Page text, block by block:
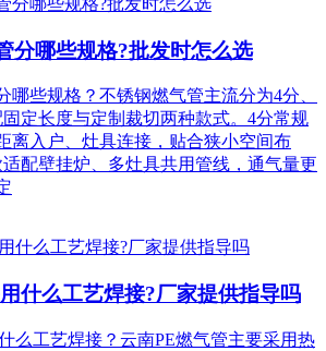
分哪些规格?批发时怎么选
哪些规格？不锈钢燃气管主流分为4分、
定长度与定制裁切两种款式。4分常规
离入户、灶具连接，贴合狭小空间布
配壁挂炉、多灶具共用管线，通气量更
什么工艺焊接?厂家提供指导吗
么工艺焊接？云南PE燃气管主要采用热